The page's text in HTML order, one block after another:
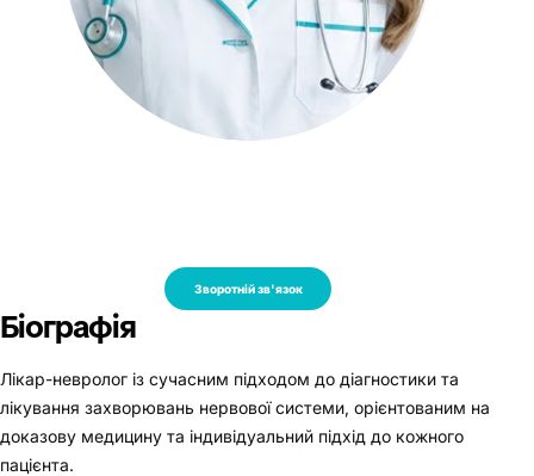
Зворотній зв'язок
Біографія
Лікар-невролог із сучасним підходом до діагностики та
лікування захворювань нервової системи, орієнтованим на
доказову медицину та індивідуальний підхід до кожного
пацієнта.